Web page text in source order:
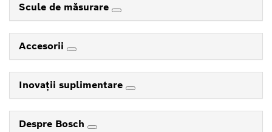
Scule de măsurare
Accesorii
Inovaţii suplimentare
Despre Bosch